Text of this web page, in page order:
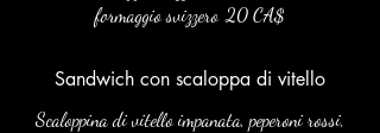
formaggio svizzero 20 CA$
Sandwich con scaloppa di vitello
Scaloppina di vitello impanata, peperoni rossi,